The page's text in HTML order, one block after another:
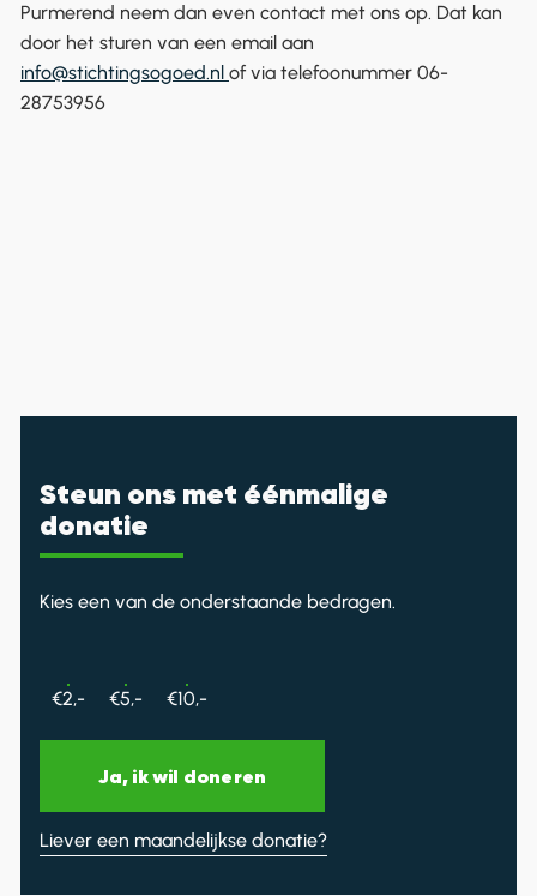
Purmerend neem dan even contact met ons op. Dat kan
door het sturen van een email aan
info@stichtingsogoed.nl of via telefoonummer 06-
28753956
Steun ons met éénmalige
donatie
Kies een van de onderstaande bedragen.
€2,- €5,- €10,-
Ja, ik wil doneren
Liever een maandelijkse donatie?